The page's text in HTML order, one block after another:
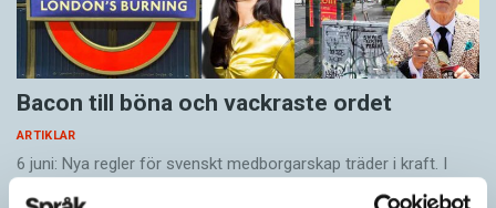
Bacon till böna och vackraste ordet
ARTIKLAR
6 juni: Nya regler för svenskt medborgarskap träder i kraft. I
kraven ingår kunskaper om det svenska samhället och i det